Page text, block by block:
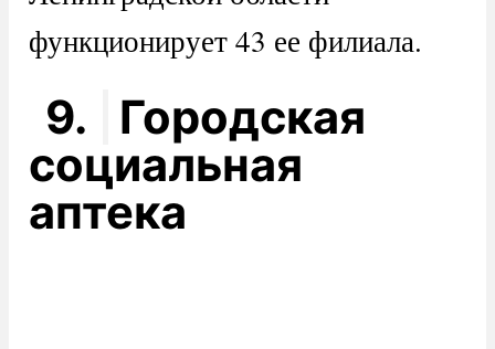
функционирует 43 ее филиала.
9.
Городская
социальная
аптека